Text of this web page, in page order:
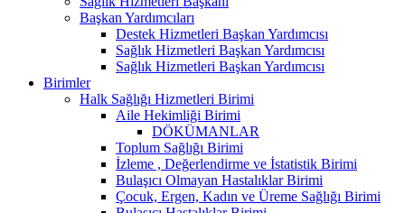
Başkan Yardımcıları
Destek Hizmetleri Başkan Yardımcısı
Sağlık Hizmetleri Başkan Yardımcısı
Sağlık Hizmetleri Başkan Yardımcısı
Birimler
Halk Sağlığı Hizmetleri Birimi
Aile Hekimliği Birimi
DÖKÜMANLAR
Toplum Sağlığı Birimi
İzleme , Değerlendirme ve İstatistik Birimi
Bulaşıcı Olmayan Hastalıklar Birimi
Çocuk, Ergen, Kadın ve Üreme Sağlığı Birimi